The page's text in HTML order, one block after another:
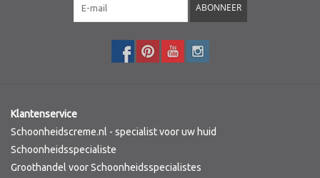
Fusion Meso
PCA SKINCARE
ABONNEER
Klantenservice
Schoonheidscreme.nl - specialist voor uw huid
Schoonheidsspecialiste
Groothandel voor Schoonheidsspecialistes